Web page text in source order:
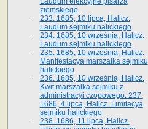
ziemskiego
233. 1685, 10 lipca, Halicz.
Laudum sejmiku halickiego
234. 1685, 10 września, Halicz.
Laudum sejmiku halickiego
235. 1685, 10 września, Halicz.
Manifestacya marszałka sejmiku
halickiego
236. 1685, 10 września, Halicz.
Kwit marszałka sejmiku z
administracyi czopowego. 237.
1686, 4 lipca, Halicz. Limitacya
sejmiku halickiego
238. 1686, 11 lipca, Halicz.